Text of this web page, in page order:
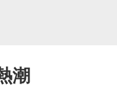
潮